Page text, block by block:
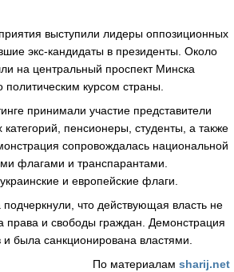
выступили лидеры оппозиционных
экс-кандидаты в президенты. Около
на центральный проспект Минска
политическим курсом страны.
принимали участие представители
пенсионеры, студенты, а также
сопровождалась национальной
флагами и транспарантами.
и европейские флаги.
что действующая власть не
и свободы граждан. Демонстрация
была санкционирована властями.
По материалам sharij.net